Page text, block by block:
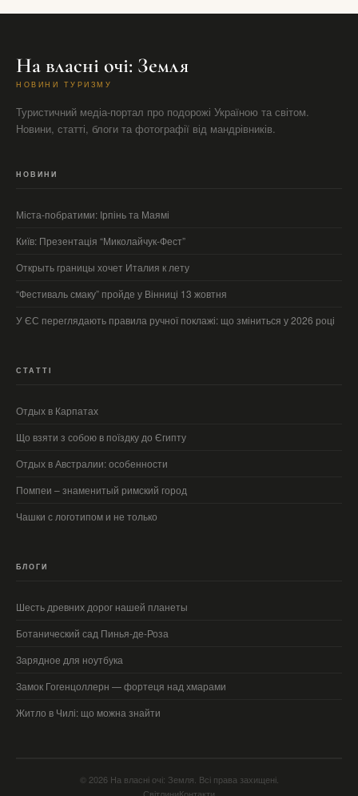
На власні очі: Земля
НОВИНИ ТУРИЗМУ
Туристичний медіа-портал про подорожі Україною та світом.
Новини, статті, блоги та фотографії від мандрівників.
НОВИНИ
Міста-побратими: Ірпінь та Маямі
Київ: Презентація “Миколайчук-Фест”
Открыть границы хочет Италия к лету
“Фестиваль смаку” пройде у Вінниці 13 жовтня
У ЄС переглядають правила ручної поклажі: що зміниться у 2026 році
СТАТТІ
Отдых в Карпатах
Що взяти з собою в поїздку до Єгипту
Отдых в Австралии: особенности
Помпеи – знаменитый римский город
Чашки с логотипом и не только
БЛОГИ
Шесть древних дорог нашей планеты
Ботанический сад Пинья-де-Роза
Зарядное для ноутбука
Замок Гогенцоллерн — фортеця над хмарами
Житло в Чилі: що можна знайти
© 2026 На власні очі: Земля. Всі права захищені.